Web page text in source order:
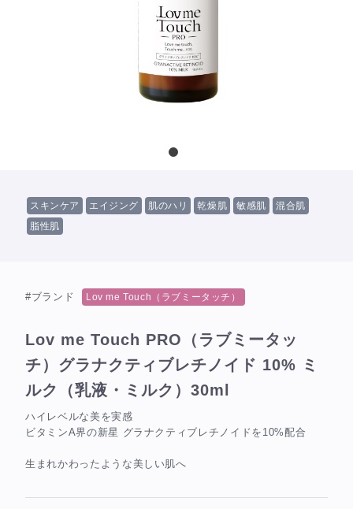
スキンケア エイジング 肌のハリ 乾燥肌 敏感肌
混合肌
脂性肌
#ブランド Lov me Touch（ラブミータッチ）
Lov me Touch PRO（ラブミータッ
チ）グラナクティブレチノイド 10% ミ
ルク（乳液・ミルク）30ml
ハイレベルな美を実感
ビタミンA界の新星 グラナクティブレチノイドを10%配合
生まれかわったような美しい肌へ